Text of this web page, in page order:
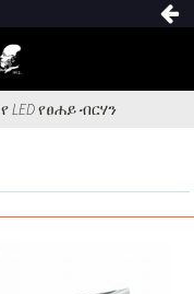
የ LED የፀሐይ ብርሃን